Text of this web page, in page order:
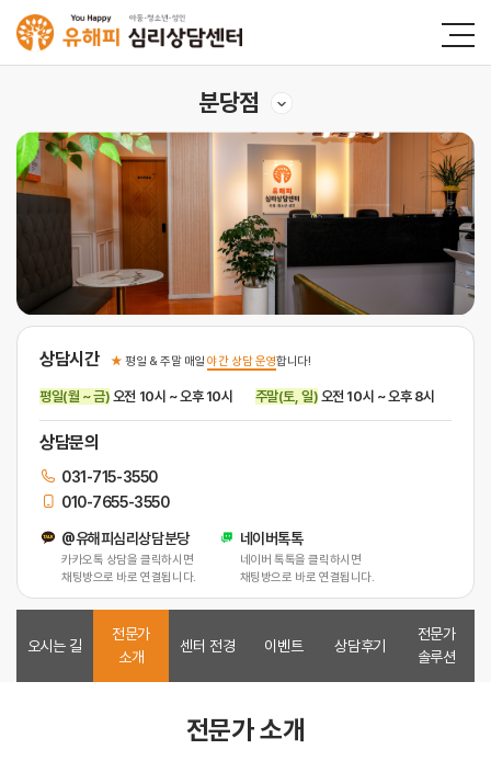
분당점
상담시간 ★평일 & 주말 매일야간 상담 운영합니다!
평일(월 ~ 금) 오전 10시 ~ 오후 10시 주말(토, 일) 오전 10시 ~ 오후 8시
상담문의
031-715-3550
010-7655-3550
@유해피심리상담분당
카카오톡 상담을 클릭하시면
채팅방으로 바로 연결됩니다.
네이버톡톡
네이버 톡톡을 클릭하시면
채팅방으로 바로 연결됩니다.
오시는 길
전문가
소개
센터 전경 이벤트 상담후기
전문가
솔루션
전문가 소개